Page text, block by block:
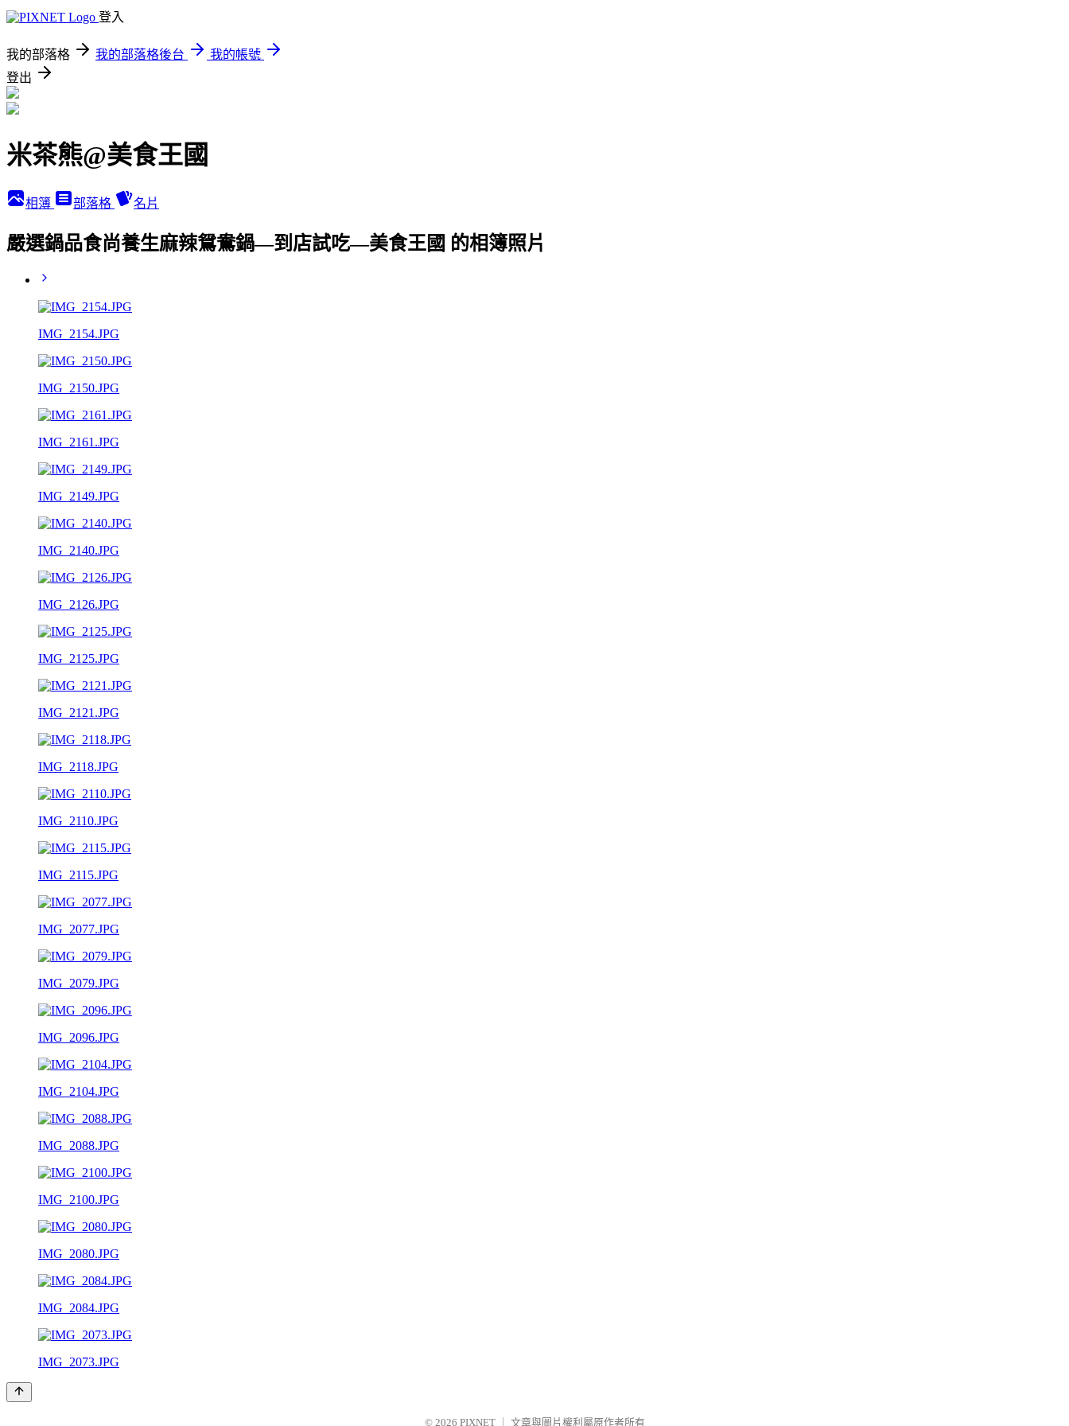
登入
我的部落格 我的部落格後台
我的帳號
登出
米茶熊@美食王國
相簿 部落格 名片
嚴選鍋品食尚養生麻辣鴛鴦鍋—到店試吃—美食王國 的相簿照片
IMG_2154.JPG
IMG_2150.JPG
IMG_2161.JPG
IMG_2149.JPG
IMG_2140.JPG
IMG_2126.JPG
IMG_2125.JPG
IMG_2121.JPG
IMG_2118.JPG
IMG_2110.JPG
IMG_2115.JPG
IMG_2077.JPG
IMG_2079.JPG
IMG_2096.JPG
IMG_2104.JPG
IMG_2088.JPG
IMG_2100.JPG
IMG_2080.JPG
IMG_2084.JPG
IMG_2073.JPG
© 2026 PIXNET 文章與圖片權利屬原作者所有